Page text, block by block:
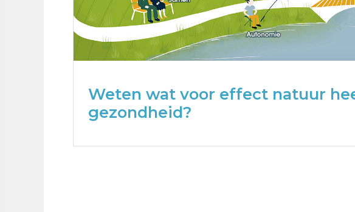
Weten wat voor effect natuur
gezondheid?